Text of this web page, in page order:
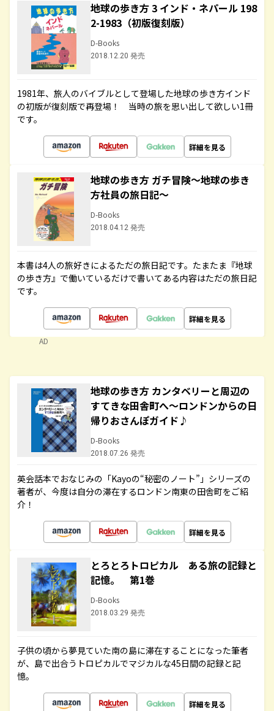
地球の歩き方 3 インド・ネパール 198
2-1983（初版復刻版）
D-Books
2018.12.20 発売
1981年、旅人のバイブルとして登場した地球の歩き方インド
の初版が復刻版で再登場！ 当時の旅を思い出して欲しい1冊
です。
詳細を見る
地球の歩き方 ガチ冒険～地球の歩き
方社員の旅日記～
D-Books
2018.04.12 発売
本書は4人の旅好きによるただの旅日記です。たまたま『地球
の歩き方』で働いているだけで書いてある内容はただの旅日記
です。
詳細を見る
AD
地球の歩き方 カンタベリーと周辺の
すてきな田舎町へ～ロンドンからの日
帰りおさんぽガイド♪
D-Books
2018.07.26 発売
英会話本でおなじみの「Kayoの“秘密のノート”」シリーズの
著者が、今度は自分の滞在するロンドン南東の田舎町をご紹
介！
詳細を見る
とろとろトロピカル ある旅の記録と
記憶。 第1巻
D-Books
2018.03.29 発売
子供の頃から夢見ていた南の島に滞在することになった筆者
が、島で出合うトロピカルでマジカルな45日間の記録と記
憶。
詳細を見る